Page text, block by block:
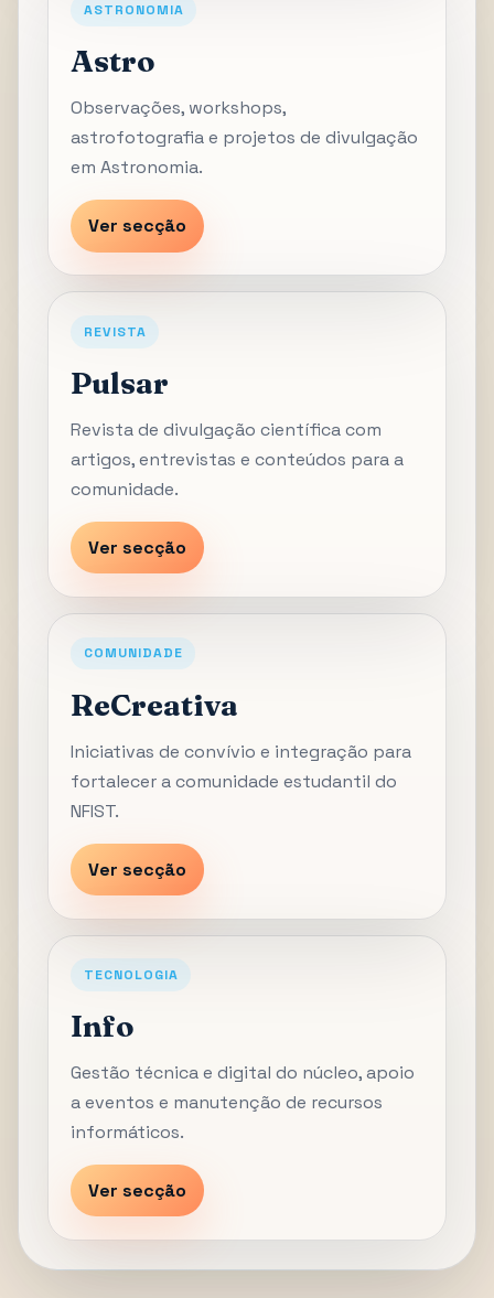
ASTRONOMIA
Astro
Observações, workshops,
astrofotografia e projetos de divulgação
em Astronomia.
Ver secção
REVISTA
Pulsar
Revista de divulgação científica com
artigos, entrevistas e conteúdos para a
comunidade.
Ver secção
COMUNIDADE
ReCreativa
Iniciativas de convívio e integração para
fortalecer a comunidade estudantil do
NFIST.
Ver secção
TECNOLOGIA
Info
Gestão técnica e digital do núcleo, apoio
a eventos e manutenção de recursos
informáticos.
Ver secção